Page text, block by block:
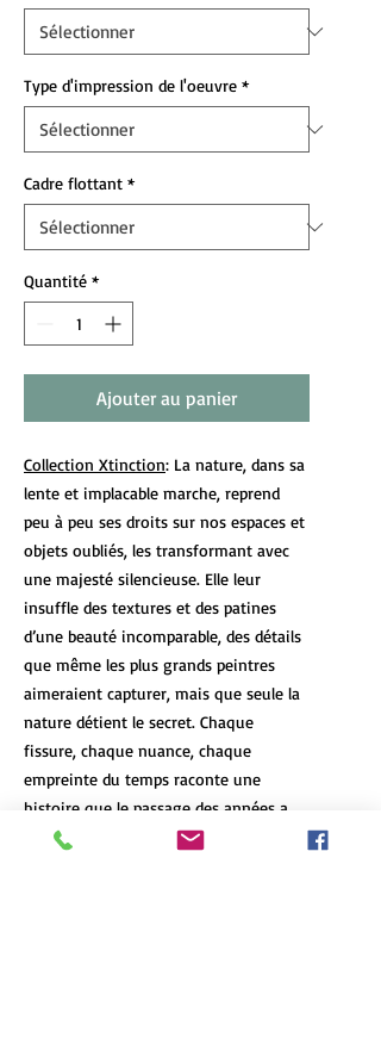
Type d'impression de l'oeuvre *
Cadre flottant *
Quantité *
Ajouter au panier
Collection Xtinction: La nature, dans sa
lente et implacable marche, reprend
peu à peu ses droits sur nos espaces et
objets oubliés, les transformant avec
une majesté silencieuse. Elle leur
insuffle des textures et des patines
d’une beauté incomparable, des détails
que même les plus grands peintres
aimeraient capturer, mais que seule la
nature détient le secret. Chaque
fissure, chaque nuance, chaque
empreinte du temps raconte une
histoire que le passage des années a
laissée, un témoignage vivant de la